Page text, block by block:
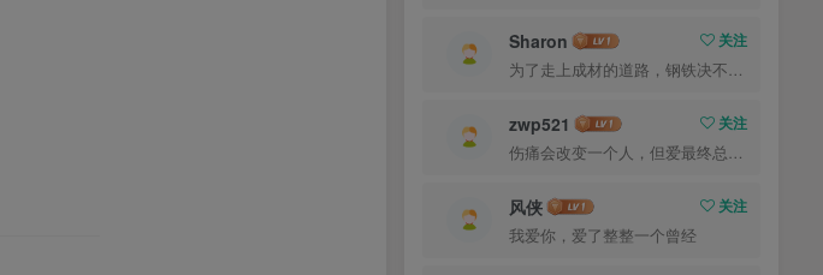
Sharon
关注
为了走上成材的道路，钢铁决不惋惜璀璨的钢花被遗弃
zwp521
关注
伤痛会改变一个人，但爱最终总会让你找回最初的自己
风侠
关注
我爱你，爱了整整一个曾经